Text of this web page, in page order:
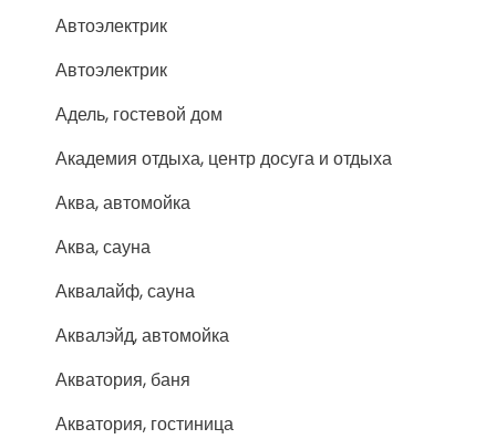
Автоэлектрик
Автоэлектрик
Адель, гостевой дом
Академия отдыха, центр досуга и отдыха
Аква, автомойка
Аква, сауна
Аквалайф, сауна
Аквалэйд, автомойка
Акватория, баня
Акватория, гостиница